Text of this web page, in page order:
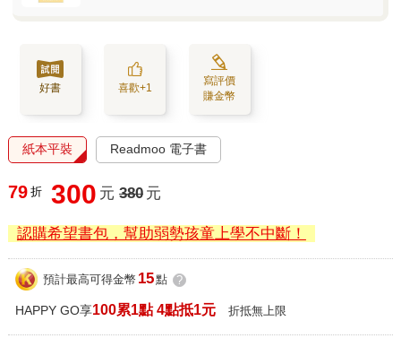
好書 喜歡+1
寫評價
賺金幣
紙本平裝 Readmoo 電子書
79 折 300 元 380 元
認購希望書包，幫助弱勢孩童上學不中斷！
預計最高可得金幣 15點 ?
HAPPY GO享100累1點 4點抵1元 折抵無上限